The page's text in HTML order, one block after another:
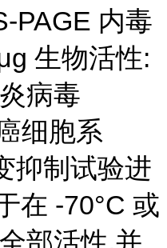
PAGE 内毒
生物活性:
病毒
细胞系
抑制试验进
在 -70°C 或
部活性,并